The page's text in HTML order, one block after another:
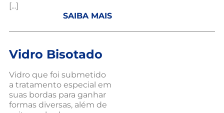
[...]
SAIBA MAIS
Vidro Bisotado
Vidro que foi submetido
a tratamento especial em
suas bordas para ganhar
formas diversas, além de